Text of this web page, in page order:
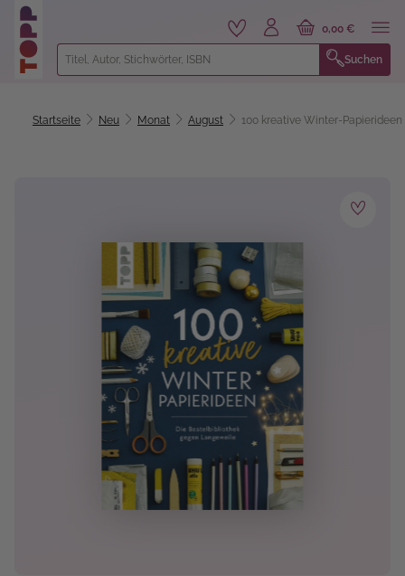
springen
Suchen
0,00 €
Startseite Neu Monat August 100 kreative Winter-Papierideen